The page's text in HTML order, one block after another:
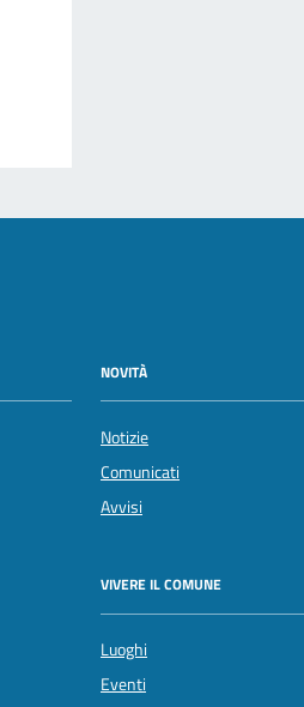
NOVITÀ
Notizie
Comunicati
Avvisi
VIVERE IL COMUNE
Luoghi
Eventi